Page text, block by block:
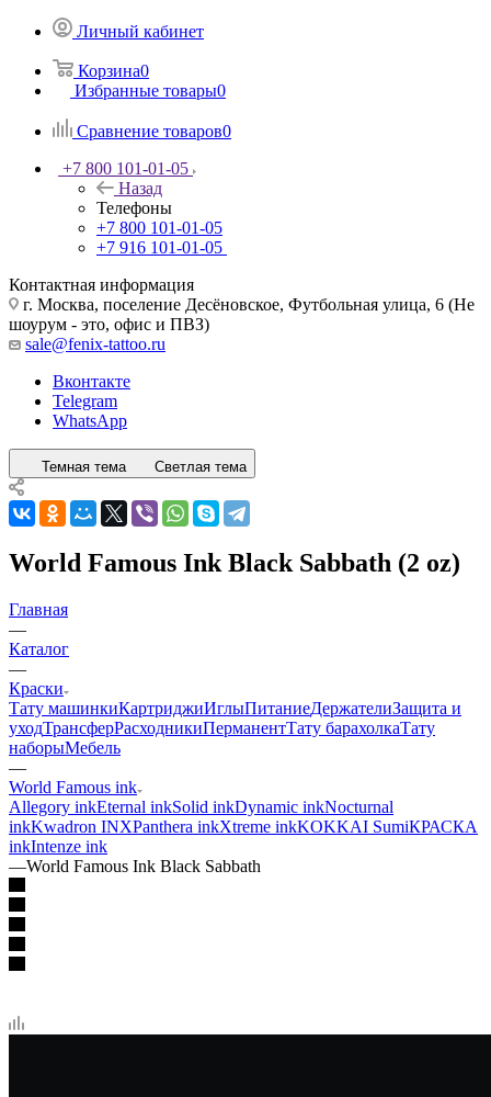
Личный кабинет
Корзина0
Избранные товары0
Сравнение товаров0
+7 800 101-01-05
Назад
Телефоны
+7 800 101-01-05
+7 916 101-01-05
Контактная информация
г. Москва, поселение Десёновское, Футбольная улица, 6 (Не
шоурум - это, офис и ПВЗ)
sale@fenix-tattoo.ru
Вконтакте
Telegram
WhatsApp
Темная тема Светлая тема
World Famous Ink Black Sabbath (2 oz)
Главная
—
Каталог
—
Краски
Тату машинкиКартриджиИглыПитаниеДержателиЗащита и
уходТрансферРасходникиПерманентТату барахолкаТату
наборыМебель
—
World Famous ink
Allegory inkEternal inkSolid inkDynamic inkNocturnal
inkKwadron INXPanthera inkXtreme inkKOKKAI SumiКРАСКА
inkIntenze ink
—World Famous Ink Black Sabbath